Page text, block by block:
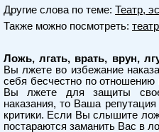
Другие слова по теме: Театр,
Также можно посмотреть: театр
Ложь, лгать, врать, врун,
Вы лжете во избежание
себя бесчестно по
Вы лжете для защиты
наказания, то Ваша
критики. Если Вы слышите
постараются заманить Вас в